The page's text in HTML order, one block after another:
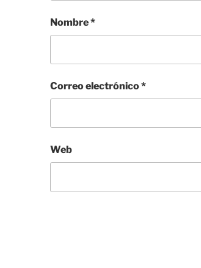
Nombre*
Correo electrónico*
Web